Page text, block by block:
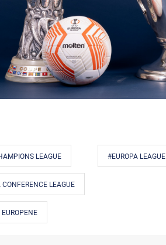
LEAGUE #EUROPA LEAGUE
CONFERENCE LEAGUE